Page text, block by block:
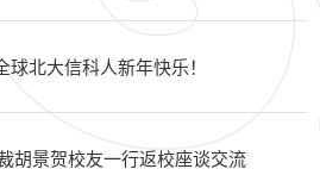
北大信科人新年快乐！
胡景贺校友一行返校座谈交流